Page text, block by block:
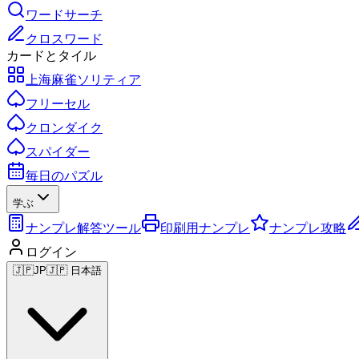
ワードサーチ
クロスワード
カードとタイル
上海麻雀ソリティア
フリーセル
クロンダイク
スパイダー
毎日のパズル
学ぶ
ナンプレ解答ツール 印刷用ナンプレ ナンプレ攻略
ログイン
🇯🇵JP🇯🇵 日本語